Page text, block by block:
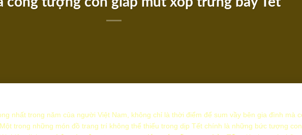
nhất trong năm của người Việt Nam, không chỉ là thời điểm để sum vầy bên gia đình mà
trong những món đồ trang trí không thể thiếu trong dịp Tết chính là những bức tượng